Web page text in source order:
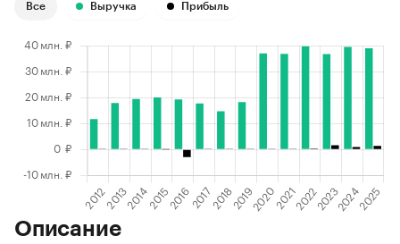
Все Выручка Прибыль
Описание